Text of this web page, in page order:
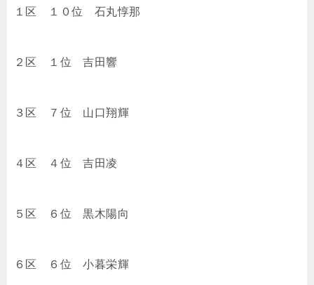
１区 １０位 石丸惇那
２区 １位吉田響
３区 ７位 山口翔輝
４区 ４位吉田凌
５区 ６位黒木陽向
６区 ６位小暮栄輝